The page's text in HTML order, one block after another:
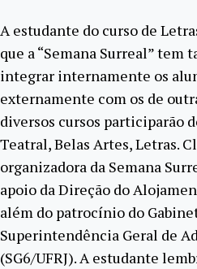
A estudante do curso de
que a “Semana Surreal” tem
integrar internamente os
externamente com os de
diversos cursos participarão
Teatral, Belas Artes, Letras.
organizadora da Semana
apoio da Direção do
além do patrocínio do
Superintendência Geral de
(SG6/UFRJ). A estudante